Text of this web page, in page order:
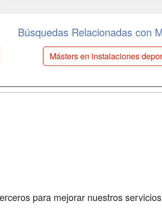
Búsquedas Relacionadas con
Másters en instalaciones
para mejorar nuestros